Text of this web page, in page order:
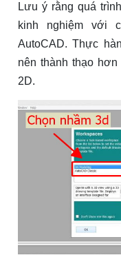
Lưu ý rằng quá
kinh nghiệm với
AutoCAD. Thực
nên thành thạo
2D.